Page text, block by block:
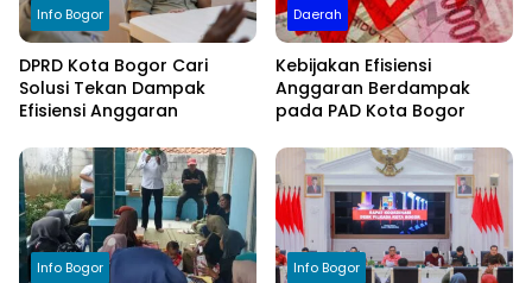
Info Bogor
DPRD Kota Bogor Cari
Solusi Tekan Dampak
Efisiensi Anggaran
Daerah
Kebijakan Efisiensi
Anggaran Berdampak
pada PAD Kota Bogor
Info Bogor Info Bogor